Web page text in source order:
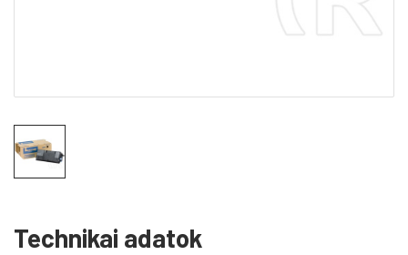
Technikai adatok